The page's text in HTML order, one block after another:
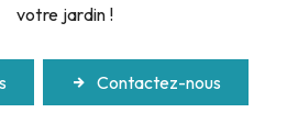
votre jardin !
Contactez-nous